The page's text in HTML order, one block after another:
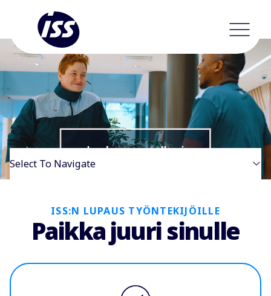
Select To Navigate
ISS:N LUPAUS TYÖNTEKIJÖILLE
Paikka juuri sinulle